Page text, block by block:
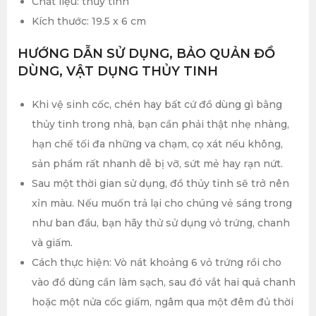
Kích thước: 19.5 x 6 cm
HƯỚNG DẪN SỬ DỤNG, BẢO QUẢN ĐỒ
DÙNG, VẬT DỤNG THỦY TINH
Khi vệ sinh cốc, chén hay bất cứ đồ dùng gì bằng
thủy tinh trong nhà, bạn cần phải thật nhẹ nhàng,
hạn chế tối đa những va chạm, cọ xát nếu không,
sản phẩm rất nhanh dễ bị vỡ, sứt mẻ hay rạn nứt.
Sau một thời gian sử dụng, đồ thủy tinh sẽ trở nên
xỉn màu. Nếu muốn trả lại cho chúng vẻ sáng trong
như ban đầu, bạn hãy thử sử dụng vỏ trứng, chanh
và giấm.
Cách thực hiện: Vò nát khoảng 6 vỏ trứng rồi cho
vào đồ dùng cần làm sạch, sau đó vắt hai quả chanh
hoặc một nửa cốc giấm, ngâm qua một đêm đủ thời